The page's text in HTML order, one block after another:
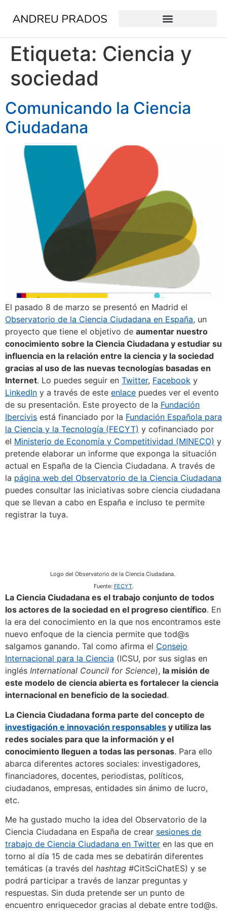
Etiqueta: Ciencia y
sociedad
Comunicando la Ciencia
Ciudadana
El pasado 8 de marzo se presentó en Madrid el
Observatorio de la Ciencia Ciudadana en España, un
proyecto que tiene el objetivo de aumentar nuestro
conocimiento sobre la Ciencia Ciudadana y estudiar su
influencia en la relación entre la ciencia y la sociedad
gracias al uso de las nuevas tecnologías basadas en
Internet. Lo puedes seguir en Twitter, Facebook y
LinkedIn y a través de este enlace puedes ver el evento
de su presentación. Este proyecto de la Fundación
Ibercivis está financiado por la Fundación Española para
la Ciencia y la Tecnología (FECYT) y cofinanciado por
el Ministerio de Economía y Competitividad (MINECO) y
pretende elaborar un informe que exponga la situación
actual en España de la Ciencia Ciudadana. A través de
la página web del Observatorio de la Ciencia Ciudadana
puedes consultar las iniciativas sobre ciencia ciudadana
que se llevan a cabo en España e incluso te permite
registrar la tuya.
Logo del Observatorio de la Ciencia Ciudadana.
Fuente: FECYT.
La Ciencia Ciudadana es el trabajo conjunto de todos
los actores de la sociedad en el progreso científico. En
la era del conocimiento en la que nos encontramos este
nuevo enfoque de la ciencia permite que tod@s
salgamos ganando. Tal como afirma el Consejo
Internacional para la Ciencia (ICSU, por sus siglas en
inglés International Council for Science), la misión de
este modelo de ciencia abierta es fortalecer la ciencia
internacional en beneficio de la sociedad.
La Ciencia Ciudadana forma parte del concepto de
investigación e innovación responsables y utiliza las
redes sociales para que la información y el
conocimiento lleguen a todas las personas. Para ello
abarca diferentes actores sociales: investigadores,
financiadores, docentes, periodistas, políticos,
ciudadanos, empresas, entidades sin ánimo de lucro,
etc.
Me ha gustado mucho la idea del Observatorio de la
Ciencia Ciudadana en España de crear sesiones de
trabajo de Ciencia Ciudadana en Twitter en las que en
torno al día 15 de cada mes se debatirán diferentes
temáticas (a través del hashtag #CitSciChatES) y se
podrá participar a través de lanzar preguntas y
respuestas. Sin duda pretende ser un punto de
encuentro enriquecedor gracias al debate entre tod@s.